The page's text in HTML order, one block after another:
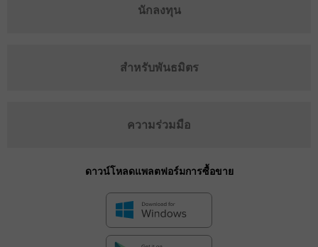
นักลงทุน
สำหรับพันธมิตร
ความร่วมมือ
ดาวน์โหลดแพลตฟอร์มการซื้อขาย